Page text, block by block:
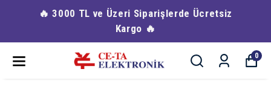
🔥 3000 TL ve Üzeri Siparişlerde Ücretsiz
Kargo 🔥
0